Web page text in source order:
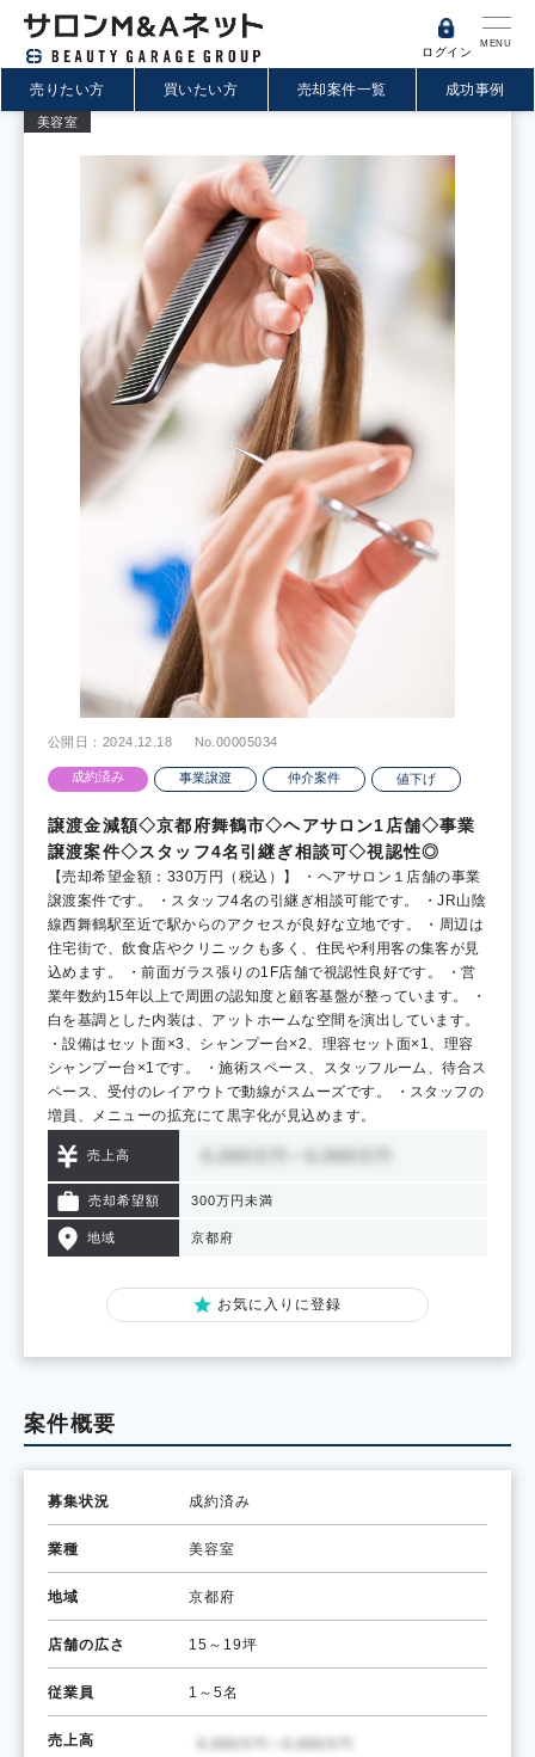
MENU
ログイン
売りたい方 買いたい方 売却案件一覧 成功事例
美容室
公開日：2024.12.18 No.00005034
成約済み 事業譲渡 仲介案件 値下げ
譲渡金減額◇京都府舞鶴市◇ヘアサロン1店舗◇事業
譲渡案件◇スタッフ4名引継ぎ相談可◇視認性◎
【売却希望金額：330万円（税込）】 ・ヘアサロン１店舗の事業
譲渡案件です。 ・スタッフ4名の引継ぎ相談可能です。 ・JR山陰
線西舞鶴駅至近で駅からのアクセスが良好な立地です。 ・周辺は
住宅街で、飲食店やクリニックも多く、住民や利用客の集客が見
込めます。 ・前面ガラス張りの1F店舗で視認性良好です。 ・営
業年数約15年以上で周囲の認知度と顧客基盤が整っています。 ・
白を基調とした内装は、アットホームな空間を演出しています。
・設備はセット面×3、シャンプー台×2、理容セット面×1、理容
シャンプー台×1です。 ・施術スペース、スタッフルーム、待合ス
ペース、受付のレイアウトで動線がスムーズです。 ・スタッフの
増員、メニューの拡充にて黒字化が見込めます。
売上高
売却希望額 300万円未満
地域 京都府
お気に入りに登録
案件概要
募集状況 成約済み
業種 美容室
地域 京都府
店舗の広さ 15～19坪
従業員 1～5名
売上高